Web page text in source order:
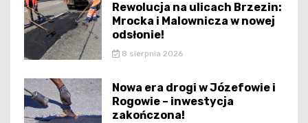
Rewolucja na ulicach Brzezin:
Mrocka i Malownicza w nowej
odsłonie!
8 sierpnia 2026
Nowa era drogi w Józefowie i
Rogowie – inwestycja
zakończona!